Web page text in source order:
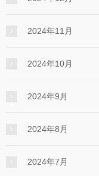
2024年11月
2024年10月
2024年9月
2024年8月
2024年7月